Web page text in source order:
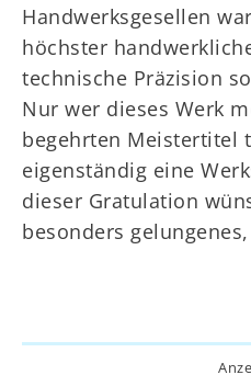
Handwerksgesellen
höchster
technische Präzision
Nur wer dieses Werk
begehrten Meistertitel
eigenständig eine
dieser Gratulation
besonders